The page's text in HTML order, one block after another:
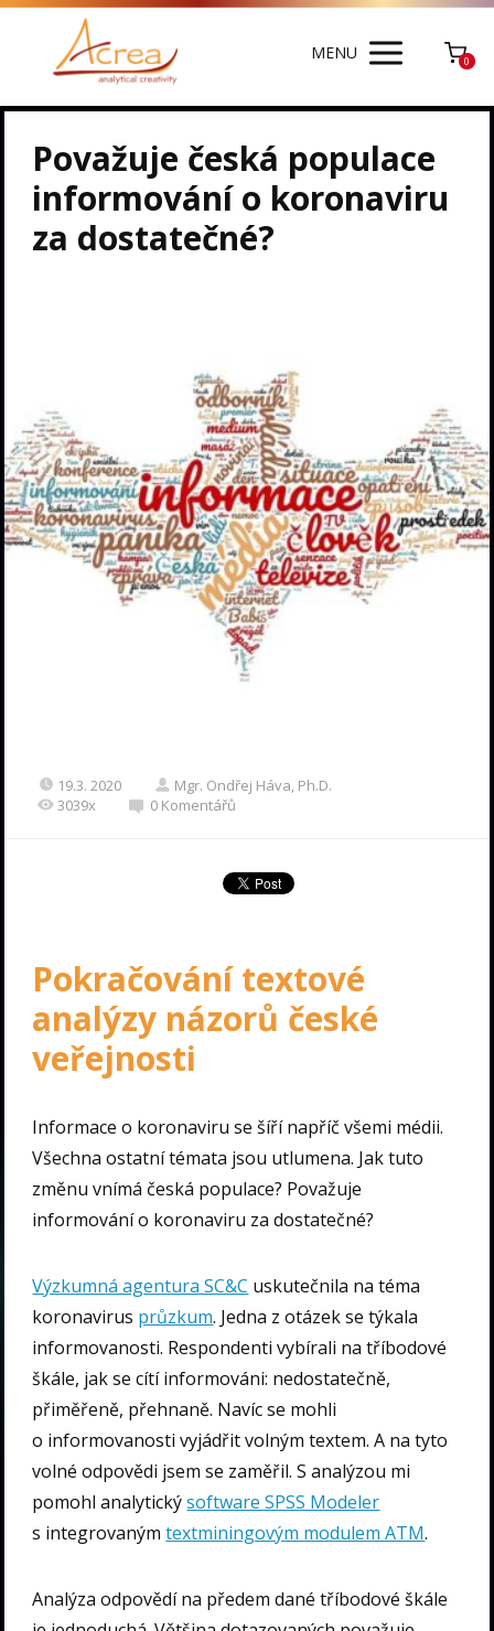
MENU 0
Považuje česká populace
informování o koronaviru
za dostatečné?
19.3. 2020
Mgr. Ondřej Háva, Ph.D.
3039x
0 Komentářů
Pokračování textové
analýzy názorů české
veřejnosti
Informace o koronaviru se šíří napříč všemi médii.
Všechna ostatní témata jsou utlumena. Jak tuto
změnu vnímá česká populace? Považuje
informování o koronaviru za dostatečné?
Výzkumná agentura SC&C uskutečnila na téma
koronavirus průzkum. Jedna z otázek se týkala
informovanosti. Respondenti vybírali na tříbodové
škále, jak se cítí informováni: nedostatečně,
přiměřeně, přehnaně. Navíc se mohli
o informovanosti vyjádřit volným textem. A na tyto
volné odpovědi jsem se zaměřil. S analýzou mi
pomohl analytickýsoftware SPSS Modeler
s integrovanýmtextminingovým modulem ATM.
Analýza odpovědí na předem dané tříbodové škále